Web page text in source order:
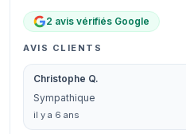
2 avis vérifiés Google
AVIS CLIENTS
Christophe Q.
Sympathique
il y a 6 ans